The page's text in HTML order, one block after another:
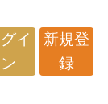
イ
ン
新規登
録